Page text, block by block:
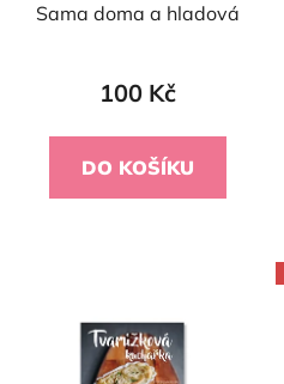
Sama doma a hladová
100 Kč
DO KOŠÍKU